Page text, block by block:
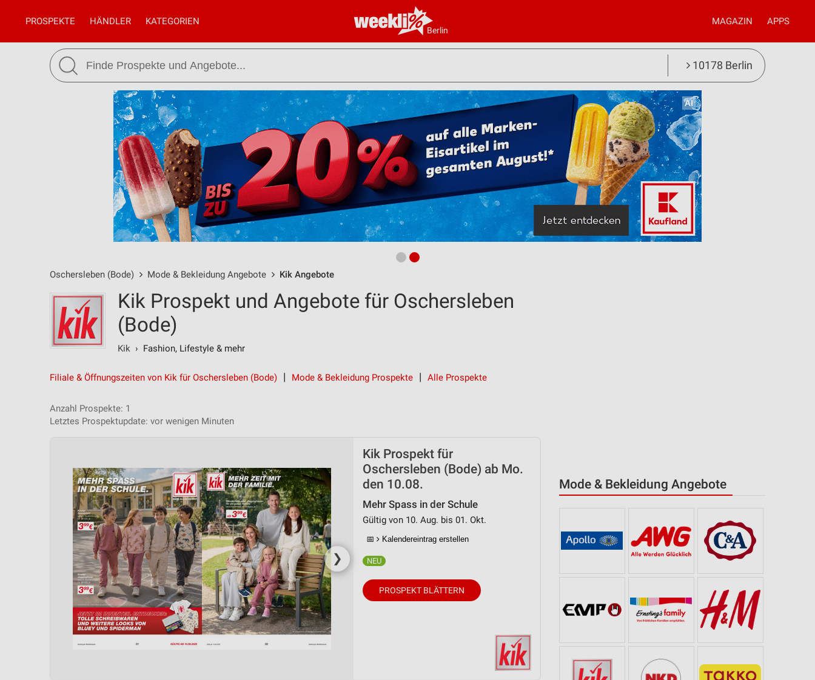
Berlin
PROSPEKTE HÄNDLER KATEGORIEN MAGAZIN APPS
10178 Berlin
Oschersleben (Bode) Mode & Bekleidung Angebote Kik Angebote
Mode & Bekleidung Angebote
Kik Prospekt und Angebote für Oschersleben
(Bode)
Kik › Fashion, Lifestyle & mehr‎
Filiale & Öffnungszeiten von Kik für Oschersleben (Bode) Mode & Bekleidung Prospekte Alle Prospekte
Anzahl Prospekte: 1
Letztes Prospektupdate: vor wenigen Minuten
❯
Kik Prospekt für
Oschersleben (Bode) ab Mo.
den 10.08.
Mehr Spass in der Schule
Gültig von 10. Aug. bis 01. Okt.
📅 Kalendereintrag erstellen
PROSPEKT BLÄTTERN